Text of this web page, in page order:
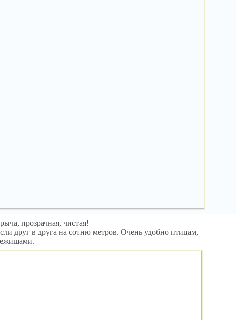
прозрачная, чистая!
друг в друга на сотню метров. Очень удобно птицам,